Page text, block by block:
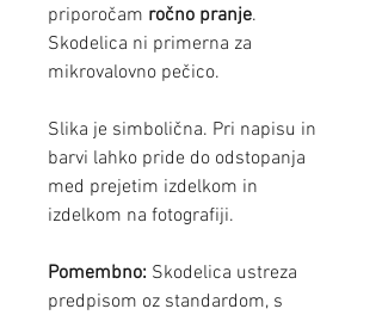
priporočam ročno pranje.
Skodelica ni primerna za
mikrovalovno pečico.
Slika je simbolična. Pri napisu in
barvi lahko pride do odstopanja
med prejetim izdelkom in
izdelkom na fotografiji.
Pomembno: Skodelica ustreza
predpisom oz standardom, s